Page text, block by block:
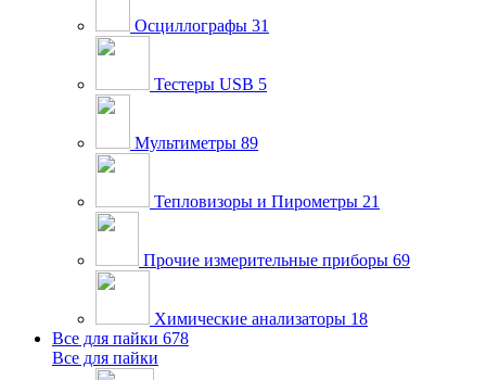
Осциллографы 31
Тестеры USB 5
Мультиметры 89
Тепловизоры и Пирометры 21
Прочие измерительные приборы 69
Химические анализаторы 18
Все для пайки 678
Все для пайки